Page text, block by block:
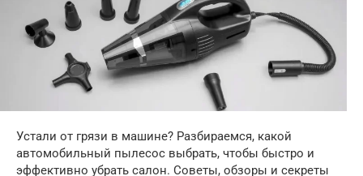
Устали от грязи в машине? Разбираемся, какой
автомобильный пылесос выбрать, чтобы быстро и
эффективно убрать салон. Советы, обзоры и секреты